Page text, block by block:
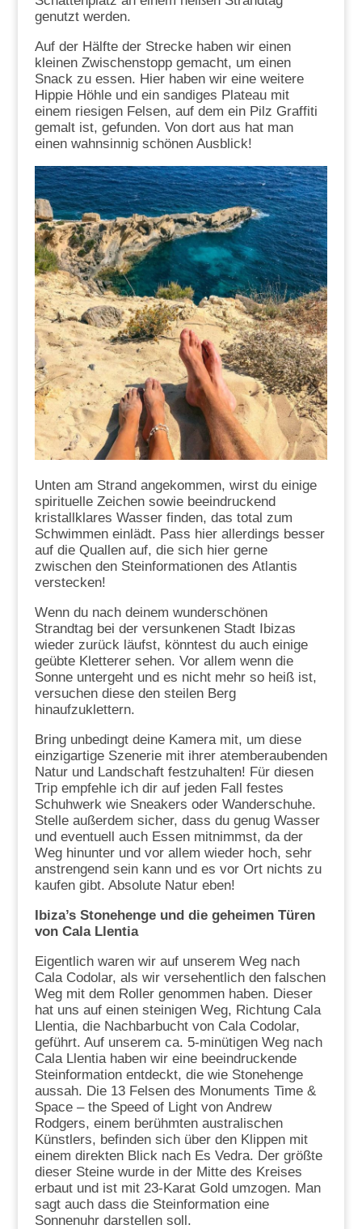
genutzt werden.
Auf der Hälfte der Strecke haben wir einen
kleinen Zwischenstopp gemacht, um einen
Snack zu essen. Hier haben wir eine weitere
Hippie Höhle und ein sandiges Plateau mit
einem riesigen Felsen, auf dem ein Pilz Graffiti
gemalt ist, gefunden. Von dort aus hat man
einen wahnsinnig schönen Ausblick!
Unten am Strand angekommen, wirst du einige
spirituelle Zeichensowie beeindruckend
kristallklares Wasser finden, das total zum
Schwimmen einlädt. Pass hier allerdings besser
auf die Quallen auf, die sich hier gerne
zwischen den Steinformationen des Atlantis
verstecken!
Wenn du nach deinem wunderschönen
Strandtag bei der versunkenen Stadt Ibizas
wieder zurück läufst, könntest du auch einige
geübte Kletterer sehen. Vor allem wenn die
Sonne untergeht und es nicht mehr so heiß ist,
versuchen diese den steilen Berg
hinaufzuklettern.
Bring unbedingt deine Kamera mit, um diese
einzigartige Szenerie mit ihrer atemberaubenden
Natur und Landschaft festzuhalten! Für diesen
Trip empfehle ich dir auf jeden Fall festes
Schuhwerk wie Sneakers oder Wanderschuhe.
Stelle außerdem sicher, dass du genug Wasser
und eventuell auch Essen mitnimmst, da der
Weg hinunter und vor allem wieder hoch, sehr
anstrengend sein kann und es vor Ort nichts zu
kaufen gibt. Absolute Natur eben!
Ibiza’s Stonehenge und die geheimen Türen
von Cala Llentia
Eigentlich waren wir auf unserem Weg nach
Cala Codolar, als wir versehentlich den falschen
Weg mit dem Roller genommen haben. Dieser
hat uns auf einen steinigen Weg, Richtung Cala
Llentia, die Nachbarbucht von Cala Codolar,
geführt. Auf unserem ca. 5-minütigen Weg nach
Cala Llentia haben wir eine beeindruckende
Steinformation entdeckt, die wie Stonehenge
aussah. Die 13 Felsen des Monuments Time &
Space – the Speed of Light von Andrew
Rodgers, einem berühmten australischen
Künstlers, befinden sich über den Klippen mit
einem direkten Blick nach Es Vedra. Der größte
dieser Steine wurde in der Mitte des Kreises
erbaut und ist mit 23-Karat Gold umzogen. Man
sagt auch dass die Steinformation eine
Sonnenuhr darstellen soll.